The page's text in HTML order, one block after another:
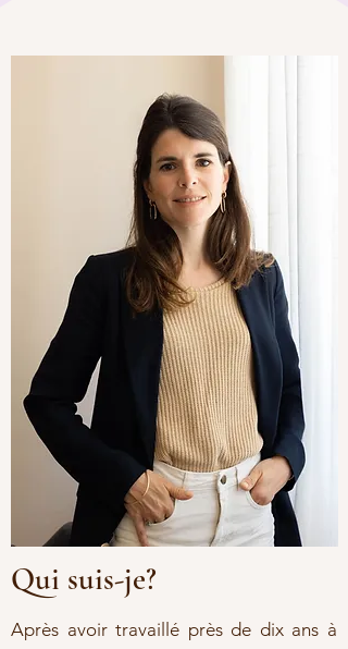
Qui suis-je?
Après avoir travaillé près de dix ans à